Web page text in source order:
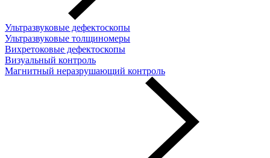
Ультразвуковые дефектоскопы
Ультразвуковые толщиномеры
Вихретоковые дефектоскопы
Визуальный контроль
Магнитный неразрушающий контроль